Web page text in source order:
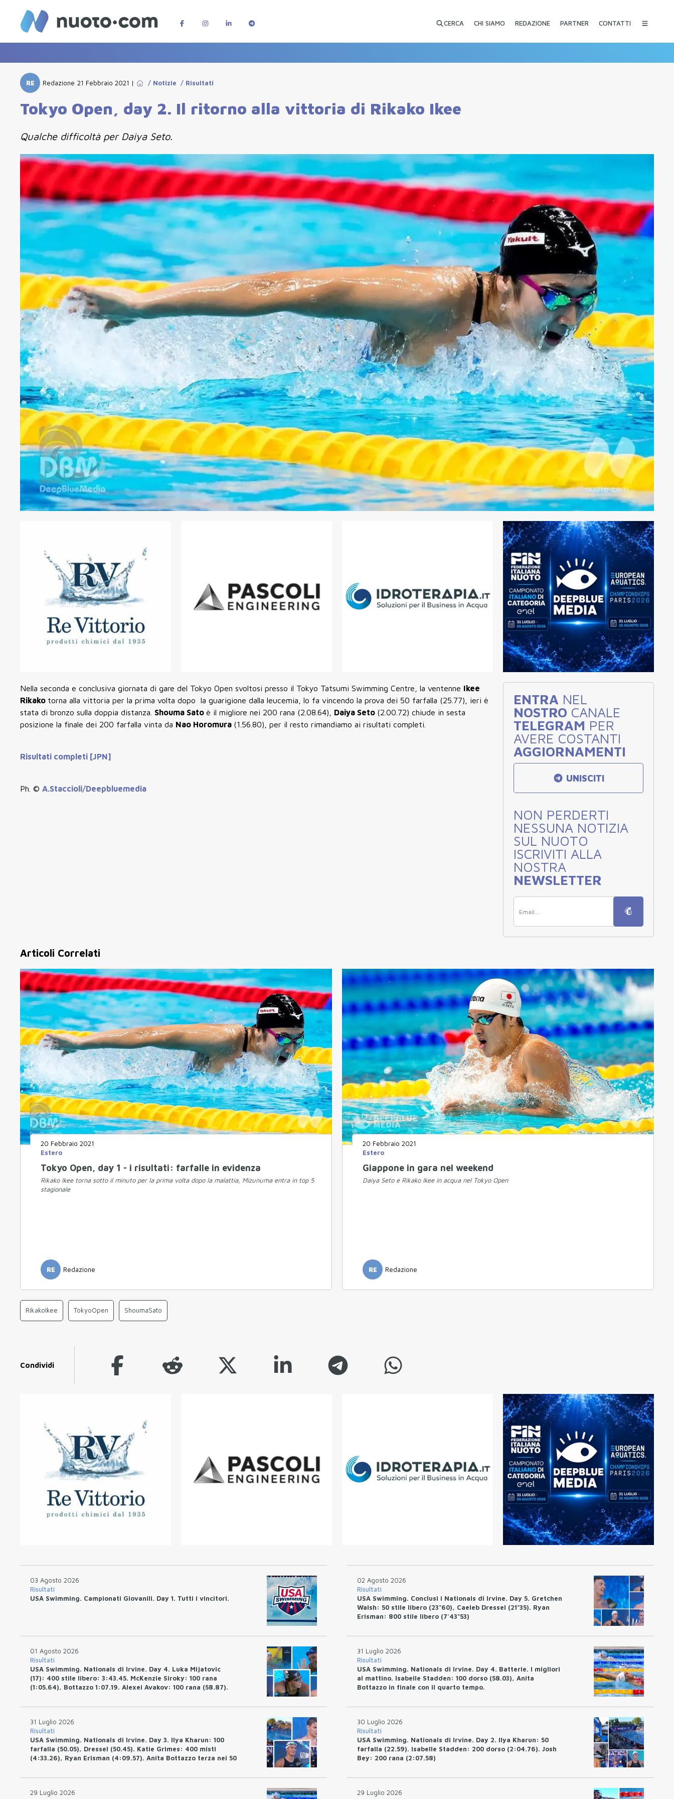
CERCA CHI SIAMO REDAZIONE PARTNER CONTATTI
RE Redazione 21 Febbraio 2021 | / Notizie / Risultati
Tokyo Open, day 2. Il ritorno alla vittoria di Rikako Ikee
Qualche difficoltà per Daiya Seto.
Nella seconda e conclusiva giornata di gare del Tokyo Open svoltosi presso il Tokyo Tatsumi Swimming Centre, la ventenne Ikee
Rikako torna alla vittoria per la prima volta dopo la guarigione dalla leucemia, lo fa vincendo la prova dei 50 farfalla (25.77), ieri è
stata di bronzo sulla doppia distanza. Shouma Sato è il migliore nei 200 rana (2.08.64), Daiya Seto (2.00.72) chiude in sesta
posizione la finale dei 200 farfalla vinta da Nao Horomura (1.56.80), per il resto rimandiamo ai risultati completi.
Risultati completi [JPN]
Ph. © A.Staccioli/Deepbluemedia
ENTRA NEL
NOSTRO CANALE
TELEGRAM PER
AVERE COSTANTI
AGGIORNAMENTI
UNISCITI
NON PERDERTI
NESSUNA NOTIZIA
SUL NUOTO
ISCRIVITI ALLA
NOSTRA
NEWSLETTER
Articoli Correlati
20 Febbraio 2021
Estero
Tokyo Open, day 1 - i risultati: farfalle in evidenza
Rikako Ikee torna sotto il minuto per la prima volta dopo la malattia, Mizunuma entra in top 5
stagionale
RE Redazione
20 Febbraio 2021
Estero
Giappone in gara nel weekend
Daiya Seto e Rikako Ikee in acqua nel Tokyo Open
RE Redazione
RikakoIkee TokyoOpen ShoumaSato
Condividi
03 Agosto 2026
Risultati
USA Swimming. Campionati Giovanili. Day 1. Tutti i vincitori.
02 Agosto 2026
Risultati
USA Swimming. Conclusi i Nationals di Irvine. Day 5. Gretchen
Walsh: 50 stile libero (23"60), Caeleb Dressel (21"35). Ryan
Erisman: 800 stile libero (7'43"53)
01 Agosto 2026
Risultati
USA Swimming. Nationals di Irvine. Day 4. Luka Mijatovic
(17): 400 stile libero: 3:43.45. McKenzie Siroky: 100 rana
(1:05.64), Bottazzo 1:07.19. Alexei Avakov: 100 rana (58.87).
31 Luglio 2026
Risultati
USA Swimming. Nationals di Irvine. Day 4. Batterie. I migliori
al mattino. Isabelle Stadden: 100 dorso (58.03), Anita
Bottazzo in finale con il quarto tempo.
31 Luglio 2026
Risultati
USA Swimming. Nationals di Irvine. Day 3. Ilya Kharun: 100
farfalla (50.05), Dressel (50.45). Katie Grimes: 400 misti
(4:33.26), Ryan Erisman (4:09.57). Anita Bottazzo terza nei 50
30 Luglio 2026
Risultati
USA Swimming. Nationals di Irvine. Day 2. Ilya Kharun: 50
farfalla (22.59). Isabelle Stadden: 200 dorso (2:04.76). Josh
Bey: 200 rana (2:07.58)
29 Luglio 2026
29 Luglio 2026